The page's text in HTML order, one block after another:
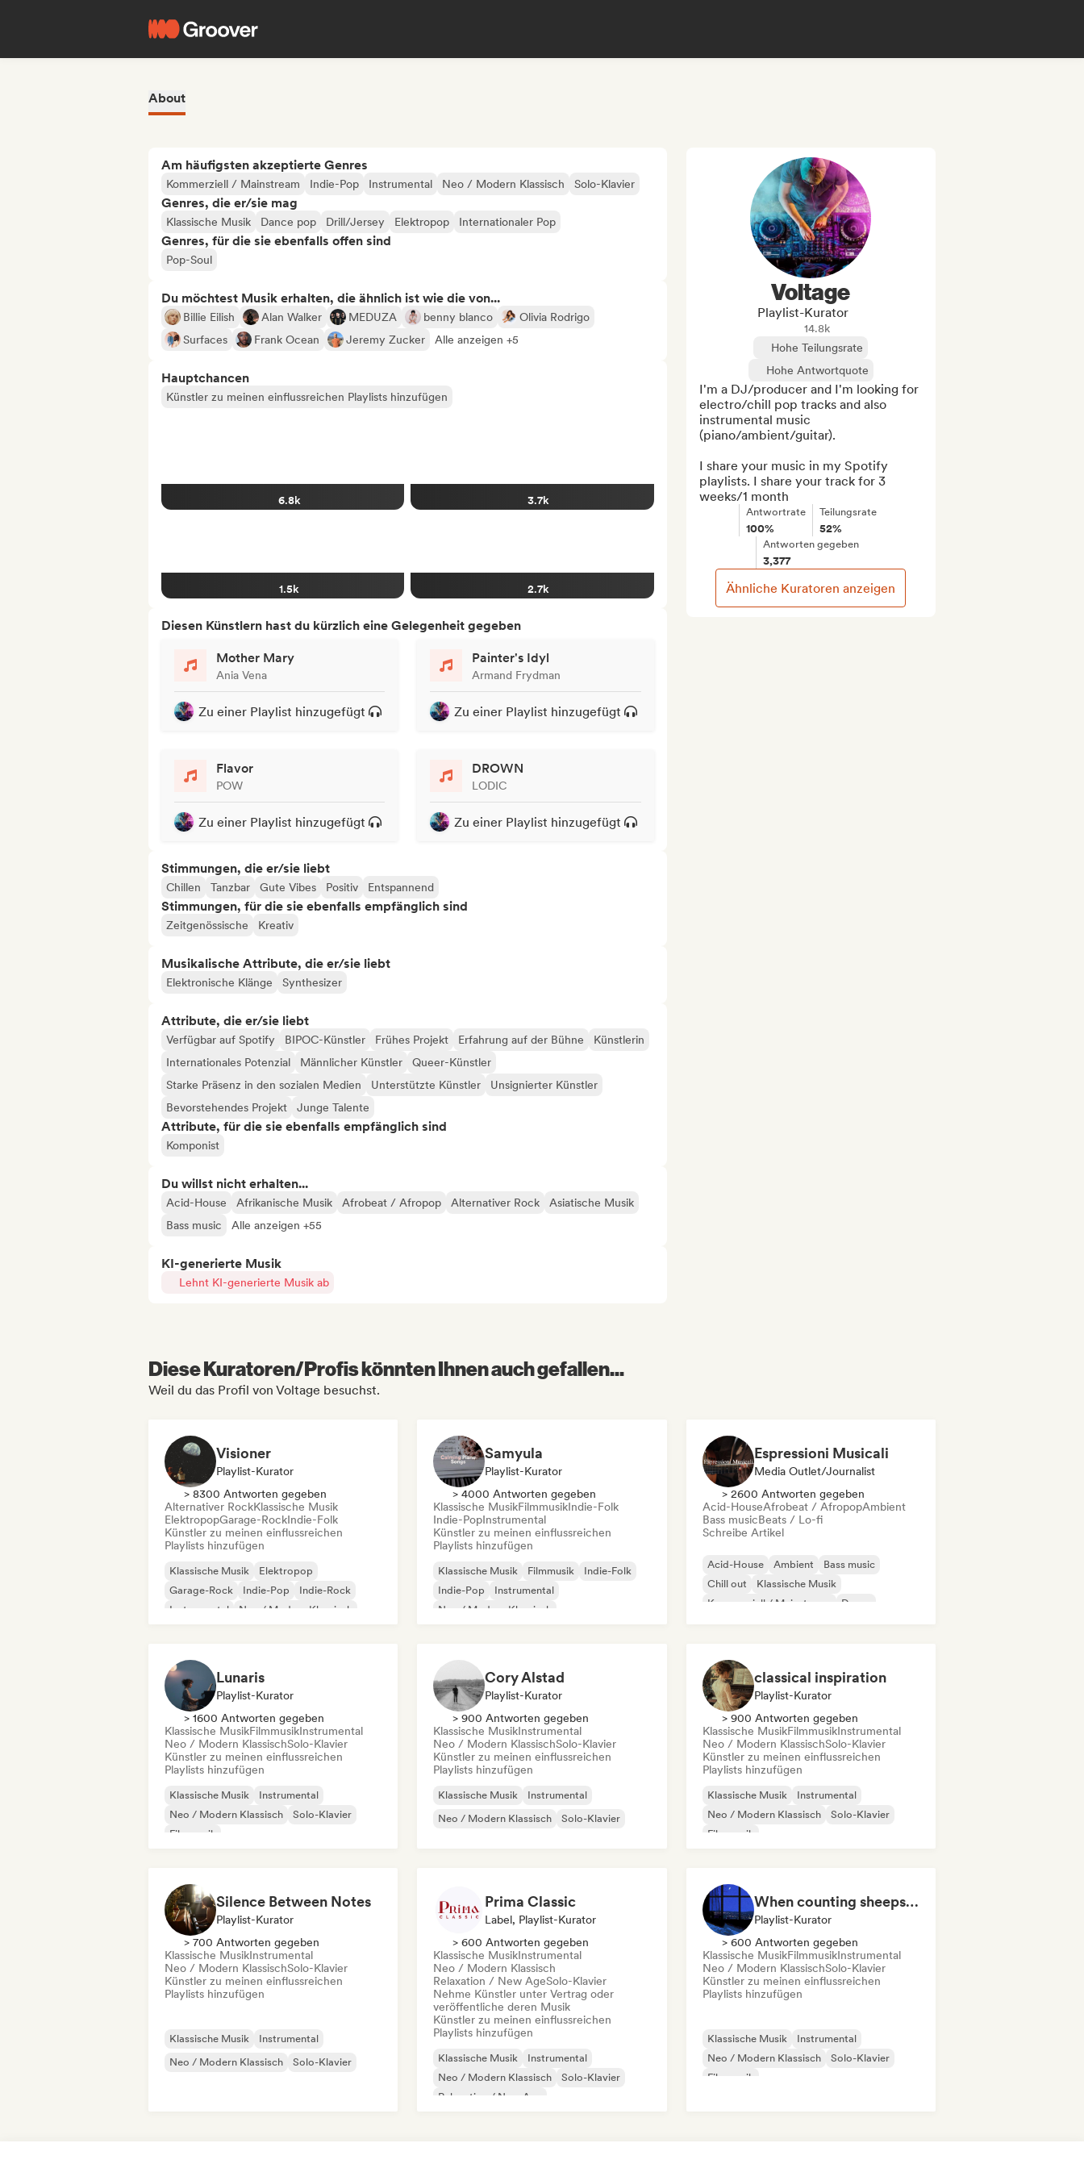
About
Am häufigsten akzeptierte Genres
Kommerziell / Mainstream Indie-Pop Instrumental Neo / Modern Klassisch Solo-Klavier
Genres, die er/sie mag
Klassische Musik Dance pop Drill/Jersey Elektropop Internationaler Pop
Genres, für die sie ebenfalls offen sind
Pop-Soul
Du möchtest Musik erhalten, die ähnlich ist wie die von...
Billie Eilish Alan Walker MEDUZA benny blanco
Olivia Rodrigo
Surfaces
Frank Ocean Jeremy Zucker Alle anzeigen +5
Hauptchancen
Künstler zu meinen einflussreichen Playlists hinzufügen
6.8k 3.7k
1.5k 2.7k
Diesen Künstlern hast du kürzlich eine Gelegenheit gegeben
Mother Mary
Ania Vena
Zu einer Playlist hinzugefügt
Painter's Idyl
Armand Frydman
Zu einer Playlist hinzugefügt
Flavor
POW
Zu einer Playlist hinzugefügt
DROWN
LODIC
Zu einer Playlist hinzugefügt
Stimmungen, die er/sie liebt
Chillen Tanzbar Gute Vibes Positiv Entspannend
Stimmungen, für die sie ebenfalls empfänglich sind
Zeitgenössische Kreativ
Musikalische Attribute, die er/sie liebt
Elektronische Klänge Synthesizer
Attribute, die er/sie liebt
Verfügbar auf Spotify BIPOC-Künstler Frühes Projekt Erfahrung auf der Bühne
Künstlerin
Internationales Potenzial
Männlicher Künstler
Queer-Künstler
Starke Präsenz in den sozialen Medien
Unterstützte Künstler
Unsignierter Künstler
Bevorstehendes Projekt
Junge Talente
Attribute, für die sie ebenfalls empfänglich sind
Komponist
Du willst nicht erhalten...
Acid-House Afrikanische Musik Afrobeat / Afropop Alternativer Rock
Asiatische Musik
Bass music
Alle anzeigen +55
KI-generierte Musik
Lehnt KI-generierte Musik ab
Voltage
Playlist-Kurator
14.8k
Hohe Teilungsrate
Hohe Antwortquote
I'm a DJ/producer and I'm looking for
electro/chill pop tracks and also
instrumental music
(piano/ambient/guitar).
I share your music in my Spotify
playlists. I share your track for 3
weeks/1 month
Antwortrate
100%
Teilungsrate
52%
Antworten gegeben
3,377
Ähnliche Kuratoren anzeigen
Diese Kuratoren/Profis könnten Ihnen auch gefallen...
Weil du das Profil von Voltage besuchst.
Visioner
Playlist-Kurator
> 8300 Antworten gegeben
Alternativer RockKlassische Musik
ElektropopGarage-RockIndie-Folk
Künstler zu meinen einflussreichen
Playlists hinzufügen
Klassische Musik
Elektropop
Garage-Rock
Indie-Pop
Indie-Rock
Instrumental
Neo / Modern Klassisch
Samyula
Playlist-Kurator
> 4000 Antworten gegeben
Klassische MusikFilmmusikIndie-Folk
Indie-PopInstrumental
Künstler zu meinen einflussreichen
Playlists hinzufügen
Klassische Musik Filmmusik
Indie-Folk
Indie-Pop
Instrumental
Neo / Modern Klassisch
Espressioni Musicali
Media Outlet/Journalist
> 2600 Antworten gegeben
Acid-HouseAfrobeat / AfropopAmbient
Bass musicBeats / Lo-fi
Schreibe Artikel
Acid-House Ambient
Bass music
Chill out
Klassische Musik
Kommerziell / Mainstream
Dance
Lunaris
Playlist-Kurator
> 1600 Antworten gegeben
Klassische MusikFilmmusikInstrumental
Neo / Modern KlassischSolo-Klavier
Künstler zu meinen einflussreichen
Playlists hinzufügen
Klassische Musik
Instrumental
Neo / Modern Klassisch
Solo-Klavier
Filmmusik
Cory Alstad
Playlist-Kurator
> 900 Antworten gegeben
Klassische MusikInstrumental
Neo / Modern KlassischSolo-Klavier
Künstler zu meinen einflussreichen
Playlists hinzufügen
Klassische Musik
Instrumental
Neo / Modern Klassisch
Solo-Klavier
classical inspiration
Playlist-Kurator
> 900 Antworten gegeben
Klassische MusikFilmmusikInstrumental
Neo / Modern KlassischSolo-Klavier
Künstler zu meinen einflussreichen
Playlists hinzufügen
Klassische Musik
Instrumental
Neo / Modern Klassisch
Solo-Klavier
Filmmusik
Silence Between Notes
Playlist-Kurator
> 700 Antworten gegeben
Klassische MusikInstrumental
Neo / Modern KlassischSolo-Klavier
Künstler zu meinen einflussreichen
Playlists hinzufügen
Klassische Musik
Instrumental
Neo / Modern Klassisch
Solo-Klavier
Prima Classic
Label, Playlist-Kurator
> 600 Antworten gegeben
Klassische MusikInstrumental
Neo / Modern Klassisch
Relaxation / New AgeSolo-Klavier
Nehme Künstler unter Vertrag oder
veröffentliche deren Musik
Künstler zu meinen einflussreichen
Playlists hinzufügen
Klassische Musik
Instrumental
Neo / Modern Klassisch
Solo-Klavier
Relaxation / New Age
When counting sheeps fails you
Playlist-Kurator
> 600 Antworten gegeben
Klassische MusikFilmmusikInstrumental
Neo / Modern KlassischSolo-Klavier
Künstler zu meinen einflussreichen
Playlists hinzufügen
Klassische Musik
Instrumental
Neo / Modern Klassisch
Solo-Klavier
Filmmusik